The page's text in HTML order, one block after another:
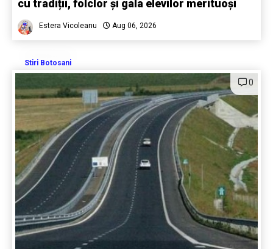
cu tradiții, folclor și gala elevilor merituoși
Estera Vicoleanu Aug 06, 2026
Stiri Botosani
0